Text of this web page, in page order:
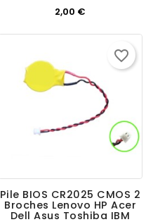
2,00 €
Pile BIOS CR2025 CMOS 2
Broches Lenovo HP Acer
Dell Asus Toshiba IBM
favorite_border